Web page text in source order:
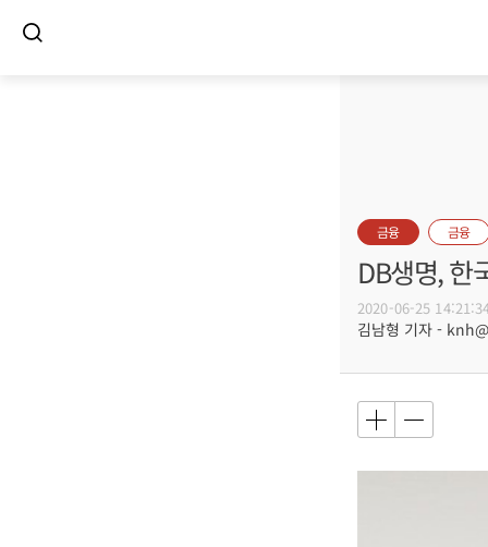
금융 금융
DB생명, 한
2020-06-25
김남형 기자 -